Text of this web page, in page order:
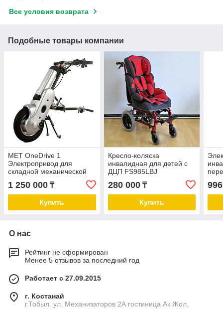
Все условия возврата
Подобные товары компании
MET OneDrive 1
Электропривод для
складной механической
инвалидной коляски
1 250 000 ₸
Купить
Кресло-коляска
инвалидная для детей с
ДЦП FS985LBJ
280 000₸
Купить
О нас
Рейтинг не сформирован
Менее 5 отзывов за последний год
Работает с 27.09.2015
г. Костанай
г.Тобыл. ул. Механизаторов 2А гостиница Ак Жол,